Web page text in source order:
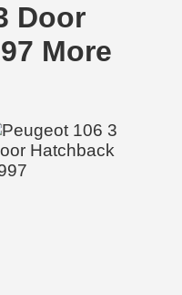
Door
More